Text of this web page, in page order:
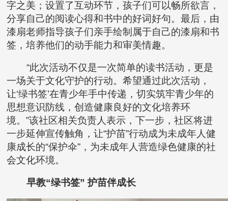
字之美；设置了互动环节，孩子们可以畅所欲言，
分享自己的阅读心得和书中的好词好句。最后，由
漆扇老师指导孩子们亲手绘制属于自己的漆扇和书
签，培养他们的动手能力和审美情趣。
“此次活动不仅是一次简单的读书活动，更是
一场关于文化守护的行动。希望通过此次活动，
让‘绿书签’在青少年手中传递，切实筑牢青少年的
思想意识防线，创造健康良好的文化培养环
境。”该社区相关负责人表示，下一步，社区将进
一步延伸宣传触角，让“护苗”行动成为未成年人健
康成长的“保护伞”，为未成年人营造绿色健康的社
会文化环境。
早教“绿书签” 护苗伴成长